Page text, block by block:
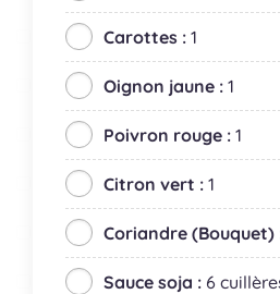
Carottes : 1
Oignon jaune : 1
Poivron rouge : 1
Citron vert : 1
Coriandre (Bouquet)
Sauce soja : 6